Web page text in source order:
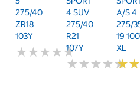
275/40
ZR18
103Y
★★★★★
★★★★★
4 SUV
275/40
R21
107Y
★★★★★
★★★★★
A/S 4
275/
19
XL
★★
★★